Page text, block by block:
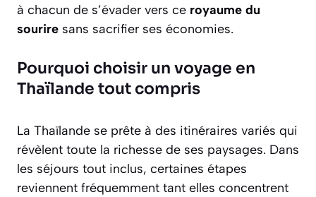
à chacun de s’évader vers ce royaume du
sourire sans sacrifier ses économies.
Pourquoi choisir un voyage en
Thaïlande tout compris
La Thaïlande se prête à des itinéraires variés qui
révèlent toute la richesse de ses paysages. Dans
les séjours tout inclus, certaines étapes
reviennent fréquemment tant elles concentrent